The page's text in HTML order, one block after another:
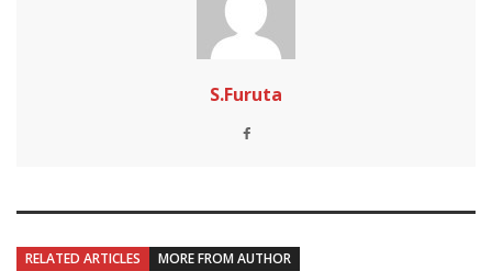
S.Furuta
RELATED ARTICLES MORE FROM AUTHOR